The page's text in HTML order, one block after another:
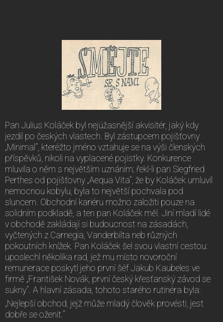
Pan Julius Koláček byl nejúžasnější akvisitér, jaký kdy
jezdil po českých vlastech. Byl zástupcem pojišťovny
„Minimal“, kteréžto jméno vztahuje se na výši členských
příspěvků, nikoli na vyplacené pojistky. Konkurence
mluvila o něm s největším uznáním; řekl-li pan Siegfried
Perthes od pojišťovny „Aequa Vita“, že by Koláček umluvil
nemocnou kobylu, byla to největší pochvala pod
sluncem. Obchodní kariéru možno založiti pouze na
solidním podkladě, a ten pan Koláček měl. Jiní mladí lidé
v obchodě zakládají si budoucnost na zásadách,
vyčtených z Carnegia, Vanderbilta neb různých
pokoutních knížek. Pan Koláček šel svou vlastní cestou:
uposlechl několika rad, jež mu místo novoroční
remunerace poskytl jeho první šéf Jakub Kaubeles ve
firmě „František Novák, první český křesťanský závod se
sukny“. A hlavní zásada, tohoto starého rutinéra byla:
„Nejlepší obchod, jejž může mladý člověk provésti, jest
dobře se oženit.“